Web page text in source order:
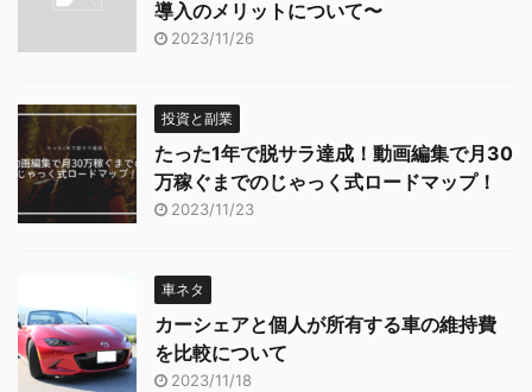
導入のメリットについて〜
2023/11/26
投資と副業
たった1年で脱サラ達成！動画編集で月30
万稼ぐまでのじゃっく式ロードマップ！
2023/11/23
車ネタ
カーシェアと個人が所有する車の維持費
を比較について
2023/11/18